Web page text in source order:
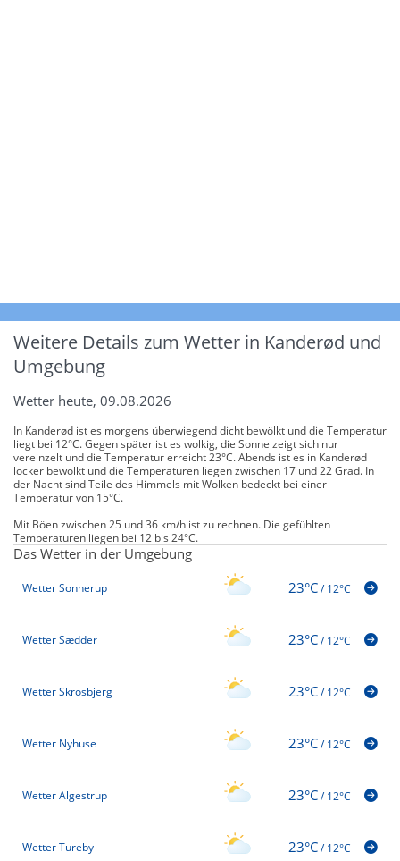
Weitere Details zum Wetter in Kanderød und
Umgebung
Wetter heute, 09.08.2026
In Kanderød ist es morgens überwiegend dicht bewölkt und die Temperatur
liegt bei 12°C. Gegen später ist es wolkig, die Sonne zeigt sich nur
vereinzelt und die Temperatur erreicht 23°C. Abends ist es in Kanderød
locker bewölkt und die Temperaturen liegen zwischen 17 und 22 Grad. In
der Nacht sind Teile des Himmels mit Wolken bedeckt bei einer
Temperatur von 15°C.
Mit Böen zwischen 25 und 36 km/h ist zu rechnen. Die gefühlten
Temperaturen liegen bei 12 bis 24°C.
Das Wetter in der Umgebung
Wetter Sonnerup 23°C/12°C
Wetter Sædder 23°C/12°C
Wetter Skrosbjerg 23°C/12°C
Wetter Nyhuse 23°C/12°C
Wetter Algestrup 23°C/12°C
Wetter Tureby 23°C/12°C